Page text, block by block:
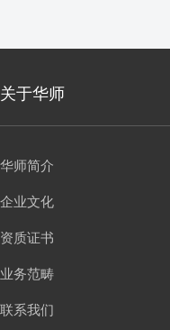
关于华师
华师简介
企业文化
资质证书
业务范畴
联系我们